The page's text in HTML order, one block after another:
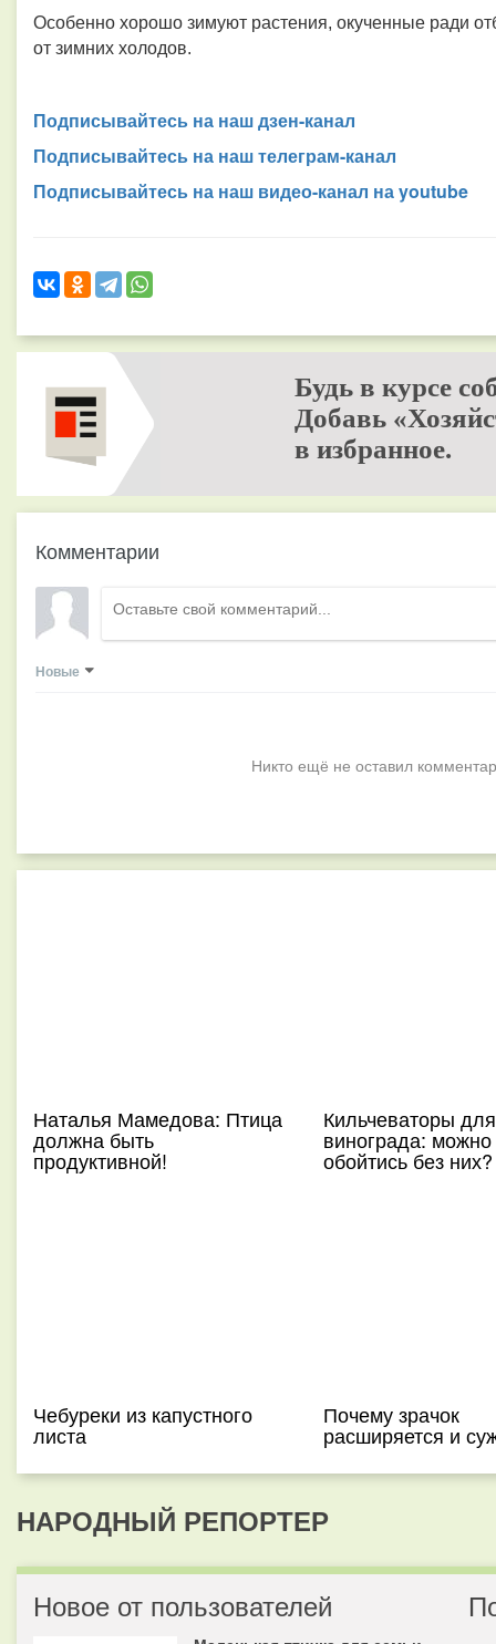
Особенно хорошо зимуют растения, окученные ради
от зимних холодов.
Подписывайтесь на наш дзен-канал
Подписывайтесь на наш телеграм-канал
Подписывайтесь на наш видео-канал на youtube
Будь в курсе
Добавь
в избранное.
Комментарии
Новые
Никто ещё не оставил
Наталья Мамедова: Птица
должна быть
продуктивной!
Кильчеваторы для
винограда:
обойтись без них?
Чебуреки из капустного
листа
Почему зрачок
расширяется и
НАРОДНЫЙ РЕПОРТЕР
Новое от пользователей